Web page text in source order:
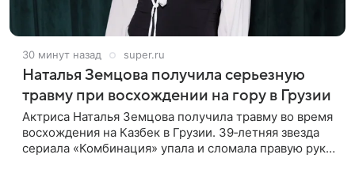
30 минут назад super.ru
Наталья Земцова получила серьезную
травму при восхождении на гору в Грузии
Актриса Наталья Земцова получила травму во время
восхождения на Казбек в Грузии. 39‑летняя звезда
сериала «Комбинация» упала и сломала правую руку.